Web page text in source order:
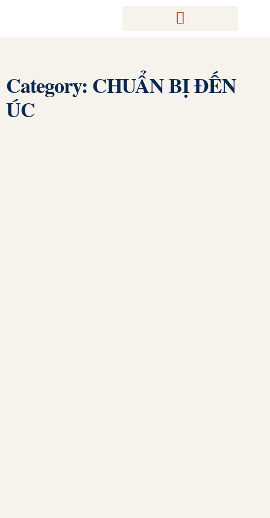
Category: CHUẨN BỊ ĐẾN
ÚC